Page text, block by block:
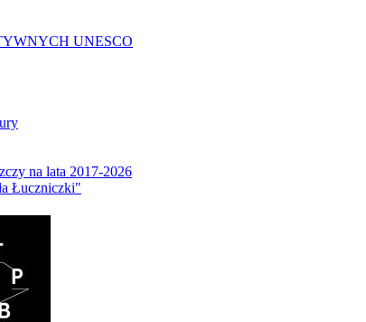
UNESCO
na lata 2017-2026
Łuczniczki"